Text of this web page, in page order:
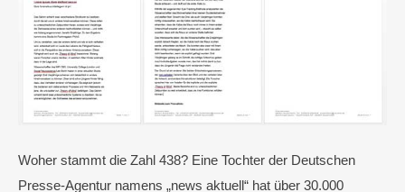
Woher stammt die Zahl 438? Eine Tochter der Deutschen
Presse-Agentur namens „news aktuell“ hat über 30.000